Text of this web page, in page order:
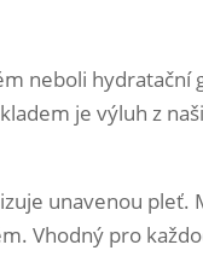
neboli hydratační
je výluh z
unavenou pleť.
Vhodný pro